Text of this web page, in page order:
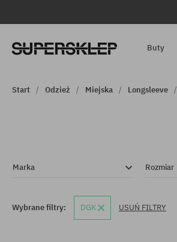
Buty
Start Odzież Miejska Longsleeve
Marka Rozmiar
Wybrane filtry: DGK USUŃ FILTRY